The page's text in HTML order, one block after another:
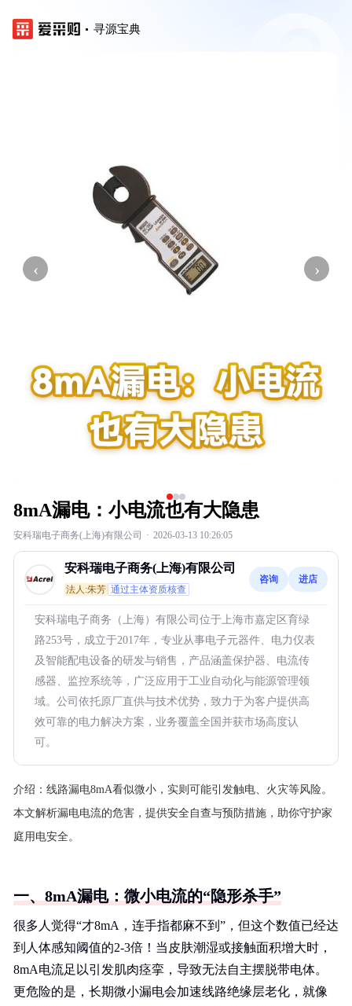
寻源宝典
‹ ›
8mA漏电：小电流也有大隐患
安科瑞电子商务(上海)有限公司 · 2026-03-13 10:26:05
安科瑞电子商务(上海)有限公司
法人:朱芳 通过主体资质核查
咨询 进店
安科瑞电子商务（上海）有限公司位于上海市嘉定区育绿
路253号，成立于2017年，专业从事电子元器件、电力仪表
及智能配电设备的研发与销售，产品涵盖保护器、电流传
感器、监控系统等，广泛应用于工业自动化与能源管理领
域。公司依托原厂直供与技术优势，致力于为客户提供高
效可靠的电力解决方案，业务覆盖全国并获市场高度认
可。
介绍： 线路漏电8mA看似微小，实则可能引发触电、火灾等风险。
本文解析漏电电流的危害，提供安全自查与预防措施，助你守护家
庭用电安全。
一、8mA漏电：微小电流的“隐形杀手”
很多人觉得“才8mA，连手指都麻不到”，但这个数值已经达
到人体感知阈值的2-3倍！当皮肤潮湿或接触面积增大时，
8mA电流足以引发肌肉痉挛，导致无法自主摆脱带电体。
更危险的是，长期微小漏电会加速线路绝缘层老化，就像